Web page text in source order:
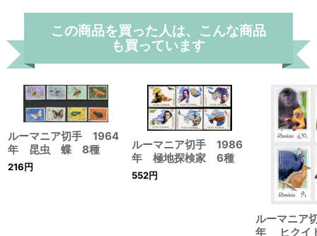
この商品を買った人は、こんな商品
も買っています
ルーマニア切手 1964
年 昆虫 蝶 8種
216円
ルーマニア切手 1986
年 極地探検家 6種
552円
ルーマニ
年 ヒク